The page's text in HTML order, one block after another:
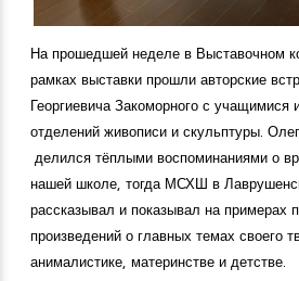
На прошедшей неделе в Выставочном
рамках выставки прошли авторские
Георгиевича Закоморного с учащимися
отделений живописи и скульптуры.
делился тёплыми воспоминаниями о
нашей школе, тогда МСХШ в
рассказывал и показывал на примерах
произведений о главных темах своего
анималистике, материнстве и детстве.